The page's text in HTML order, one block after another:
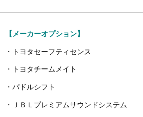
【メーカーオプション】
・トヨタセーフティセンス
・トヨタチームメイト
・パドルシフト
・ＪＢＬプレミアムサウンドシステム